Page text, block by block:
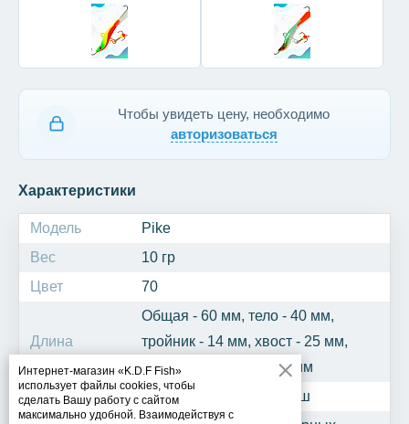
Интернет-магазин «K.D.F Fish»
использует файлы cookies, чтобы
сделать Вашу работу с сайтом
максимально удобной. Взаимодействуя с
Чтобы увидеть цену, необходимо
авторизоваться
Характеристики
Модель
Pike
Вес
10 гр
Цвет
70
Длина
Общая - 60 мм, тело - 40 мм,
тройник - 14 мм, хвост - 25 мм,
крючок одинарный - 6 мм
Рыба
Окунь, щука, судак, берш